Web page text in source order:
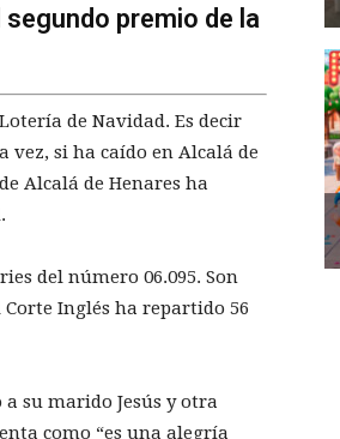
premio de la
de Navidad. Es decir
vez, si ha caído en Alcalá de
Alcalá de Henares ha
del número 06.095. Son
Corte Inglés ha repartido 56
su marido Jesús y otra
como “es una alegría